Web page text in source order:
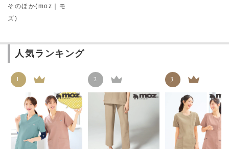
そのほか(moz｜モ
ズ)
人気ランキング
1 2 3